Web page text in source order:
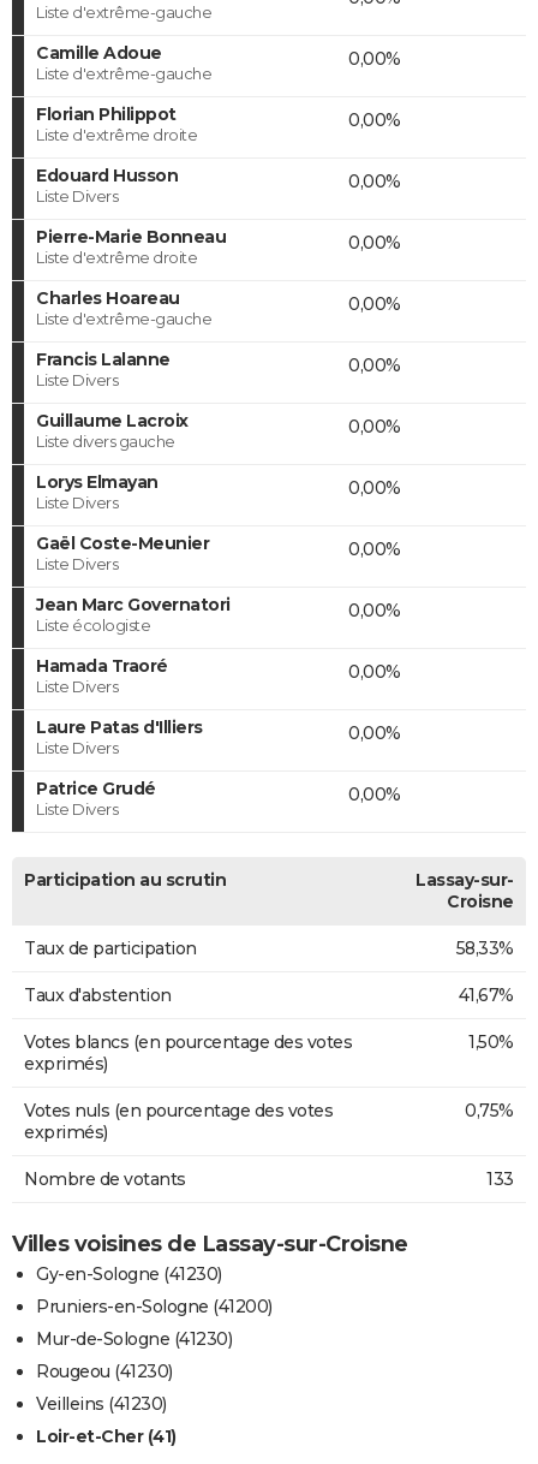
Liste d'extrême-gauche
Camille Adoue
Liste d'extrême-gauche
0,00%
Florian Philippot
Liste d'extrême droite
0,00%
Edouard Husson
Liste Divers
0,00%
Pierre-Marie Bonneau
Liste d'extrême droite
0,00%
Charles Hoareau
Liste d'extrême-gauche
0,00%
Francis Lalanne
Liste Divers
0,00%
Guillaume Lacroix
Liste divers gauche
0,00%
Lorys Elmayan
Liste Divers
0,00%
Gaël Coste-Meunier
Liste Divers
0,00%
Jean Marc Governatori
Liste écologiste
0,00%
Hamada Traoré
Liste Divers
0,00%
Laure Patas d'Illiers
Liste Divers
0,00%
Patrice Grudé
Liste Divers
0,00%
Participation au scrutin
Lassay-sur-
Croisne
Taux de participation 58,33%
Taux d'abstention 41,67%
Votes blancs (en pourcentage des votes
exprimés)
1,50%
Votes nuls (en pourcentage des votes
exprimés)
0,75%
Nombre de votants 133
Villes voisines de Lassay-sur-Croisne
Gy-en-Sologne (41230)
Pruniers-en-Sologne (41200)
Mur-de-Sologne (41230)
Rougeou (41230)
Veilleins (41230)
Loir-et-Cher (41)